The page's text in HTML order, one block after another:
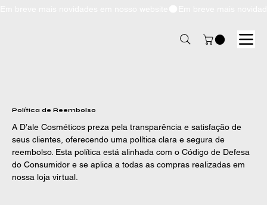
Política de Reembolso
A D’ale Cosméticos preza pela transparência e satisfação de
seus clientes, oferecendo uma política clara e segura de
reembolso. Esta política está alinhada com o Código de Defesa
do Consumidor e se aplica a todas as compras realizadas em
nossa loja virtual.